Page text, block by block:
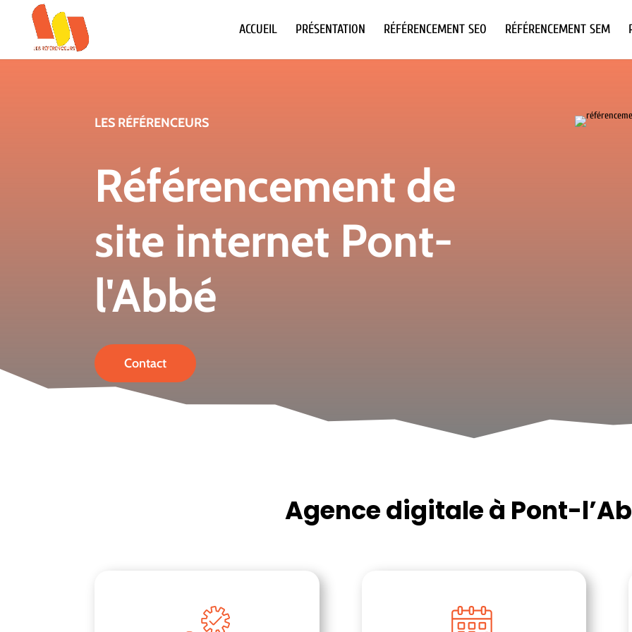
ACCUEIL PRÉSENTATION RÉFÉRENCEMENT SEO RÉFÉRENCEMENT SEM
LES RÉFÉRENCEURS
Référencement de
site internet Pont-
l'Abbé
Contact
Agence digitale à Pont-